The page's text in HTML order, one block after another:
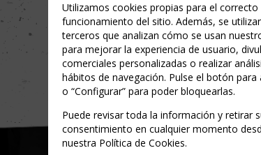
Utilizamos cookies propias para el correcto
funcionamiento del sitio. Además, se
terceros que analizan cómo se usan
para mejorar la experiencia de usuario,
comerciales personalizadas o realizar
hábitos de navegación. Pulse el botón para
o “Configurar” para poder bloquearlas.
Puede revisar toda la información y retirar
consentimiento en cualquier momento
nuestra Política de Cookies.